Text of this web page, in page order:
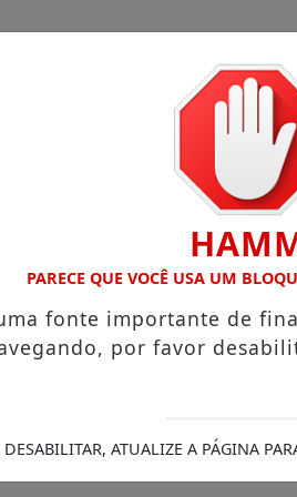
ATUAÇÃO VOLTADA AO MUNICÍPIO
Casamento
50 casais na
PARECE QUE VOCÊ USA UM
fonte importante de
por favor
DESABILITAR, ATUALIZE A PÁGINA